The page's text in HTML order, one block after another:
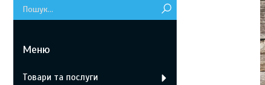
Товари та послуги